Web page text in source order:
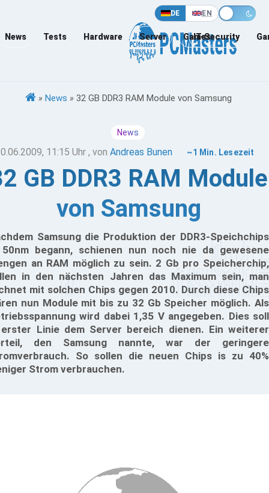
DE EN
News Tests Hardware Server Games
IT-Security
» News » 32 GB DDR3 RAM Module von Samsung
News
11:15 Uhr , vonAndreas Bunen ~1 Min. Lesezeit
GB DDR3 RAM Module
von Samsung
Samsung die Produktion der DDR3-Speichchips
begann, schienen nun noch nie da gewesene
an RAM möglich zu sein. 2 Gb pro Speicherchip,
in den nächsten Jahren das Maximum sein, man
mit solchen Chips gegen 2010. Durch diese Chips
nun Module mit bis zu 32 Gb Speicher möglich. Als
wird dabei 1,35 V angegeben. Dies soll
Linie dem Server bereich dienen. Ein weiterer
den Samsung nannte, war der geringere
So sollen die neuen Chips is zu 40%
Strom verbrauchen.